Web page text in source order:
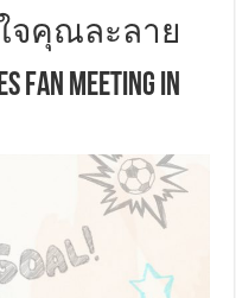
จคุณละลาย
Fan meeting in